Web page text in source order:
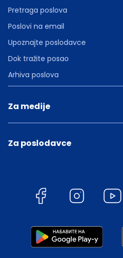
Pretraga poslova
Poslovi na email
Upoznajte poslodavce
Dok tražite posao
Arhiva poslova
Za medije
Za poslodavce